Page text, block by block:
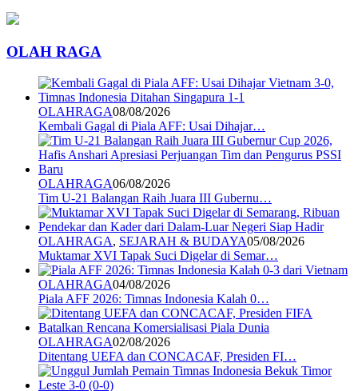
OLAH RAGA
OLAHRAGA08/08/2026
Kembali Gagal di Piala AFF: Usai Dihajar…
OLAHRAGA06/08/2026
Tim U-21 Balangan Raih Juara III Gubernu…
OLAHRAGA, SEJARAH & BUDAYA05/08/2026
Muktamar XVI Tapak Suci Digelar di Semar…
OLAHRAGA04/08/2026
Piala AFF 2026: Timnas Indonesia Kalah 0…
OLAHRAGA02/08/2026
Ditentang UEFA dan CONCACAF, Presiden FI…